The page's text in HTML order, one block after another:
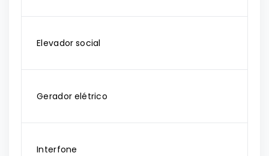
Elevador social
Gerador elétrico
Interfone